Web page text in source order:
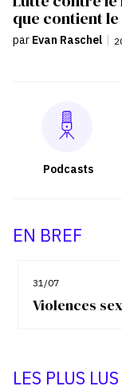
que contient
par Evan Raschel
Podcasts
EN BREF
31/07
Violences
LES PLUS LUS